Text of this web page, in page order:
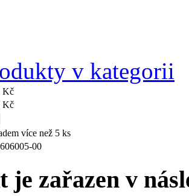
v kategorii
Kč
Kč
více než 5 ks
00
je zařazen v